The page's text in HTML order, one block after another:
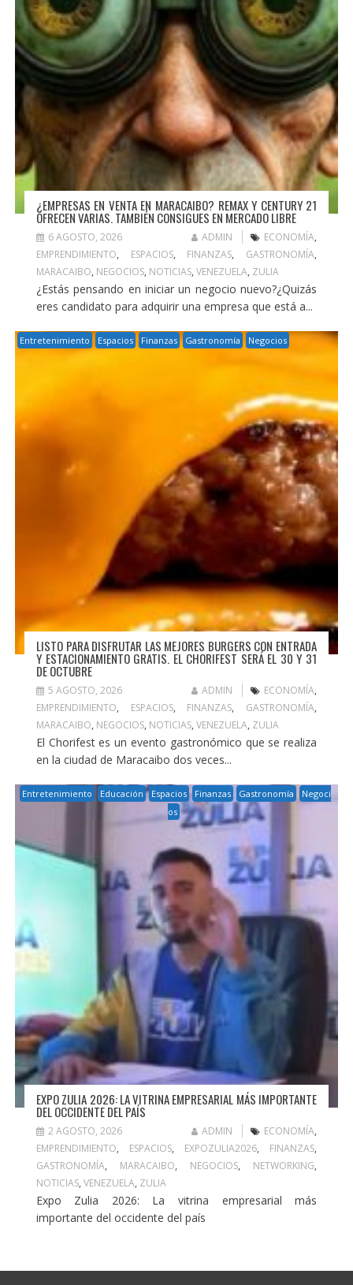
¿EMPRESAS EN VENTA EN MARACAIBO? REMAX Y CENTURY 21
OFRECEN VARIAS. TAMBIÉN CONSIGUES EN MERCADO LIBRE
6 AGOSTO, 2026 ADMIN ECONOMÍA,
EMPRENDIMIENTO, ESPACIOS, FINANZAS, GASTRONOMÍA,
MARACAIBO, NEGOCIOS, NOTICIAS, VENEZUELA, ZULIA
¿Estás pensando en iniciar un negocio nuevo?¿Quizás
eres candidato para adquirir una empresa que está a...
Entretenimiento Espacios Finanzas Gastronomía Negocios
LISTO PARA DISFRUTAR LAS MEJORES BURGERS CON ENTRADA
Y ESTACIONAMIENTO GRATIS. EL CHORIFEST SERÁ EL 30 Y 31
DE OCTUBRE
5 AGOSTO, 2026 ADMIN ECONOMÍA,
EMPRENDIMIENTO, ESPACIOS, FINANZAS, GASTRONOMÍA,
MARACAIBO, NEGOCIOS, NOTICIAS, VENEZUELA, ZULIA
El Chorifest es un evento gastronómico que se realiza
en la ciudad de Maracaibo dos veces...
Entretenimiento Educación Espacios Finanzas Gastronomía
Negoci
os
EXPO ZULIA 2026: LA VITRINA EMPRESARIAL MÁS IMPORTANTE
DEL OCCIDENTE DEL PAÍS
2 AGOSTO, 2026 ADMIN ECONOMÍA,
EMPRENDIMIENTO, ESPACIOS, EXPOZULIA2026, FINANZAS,
GASTRONOMÍA, MARACAIBO, NEGOCIOS, NETWORKING,
NOTICIAS, VENEZUELA, ZULIA
Expo Zulia 2026: La vitrina empresarial más
importante del occidente del país